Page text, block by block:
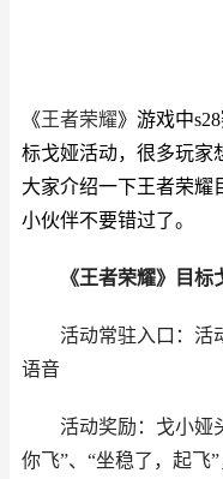
《王者荣耀》游戏中
标戈娅活动，很多玩家
大家介绍一下王者荣耀
小伙伴不要错过了。
《王者荣耀》目标
活动常驻入口：活动
语音
活动奖励：戈小娅头
你飞”、“坐稳了，起飞